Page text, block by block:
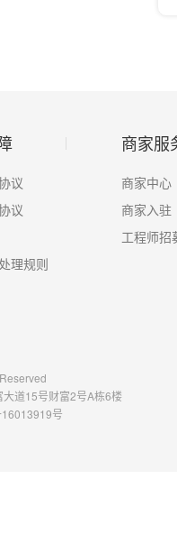
议
议
理规则
商家服
商家中心
商家入驻
工程师招
道15号财富2号A栋6楼
号